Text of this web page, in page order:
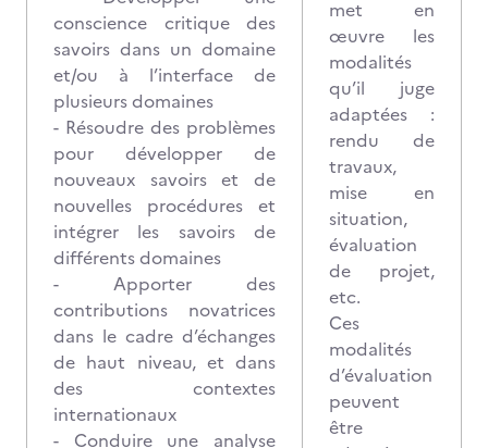
conscience critique des
savoirs dans un domaine
et/ou à l’interface de
plusieurs domaines
- Résoudre des problèmes
pour développer de
nouveaux savoirs et de
nouvelles procédures et
intégrer les savoirs de
différents domaines
- Apporter des
contributions novatrices
dans le cadre d’échanges
de haut niveau, et dans
des contextes
internationaux
- Conduire une analyse
met en
œuvre les
modalités
qu’il juge
adaptées :
rendu de
travaux,
mise en
situation,
évaluation
de projet,
etc.
Ces
modalités
d’évaluation
peuvent
être